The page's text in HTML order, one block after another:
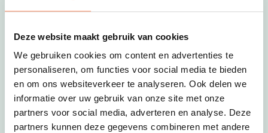
Deze website maakt gebruik van cookies
We gebruiken cookies om content en advertenties te
personaliseren, om functies voor social media te bieden
en om ons websiteverkeer te analyseren. Ook delen we
informatie over uw gebruik van onze site met onze
partners voor social media, adverteren en analyse. Deze
partners kunnen deze gegevens combineren met andere
Deze link opent in een nieuwe tab
Tempelhof in CallantsoogDeze link opent in een
: Op slechts 1